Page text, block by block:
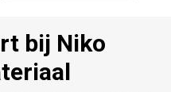
bij Niko